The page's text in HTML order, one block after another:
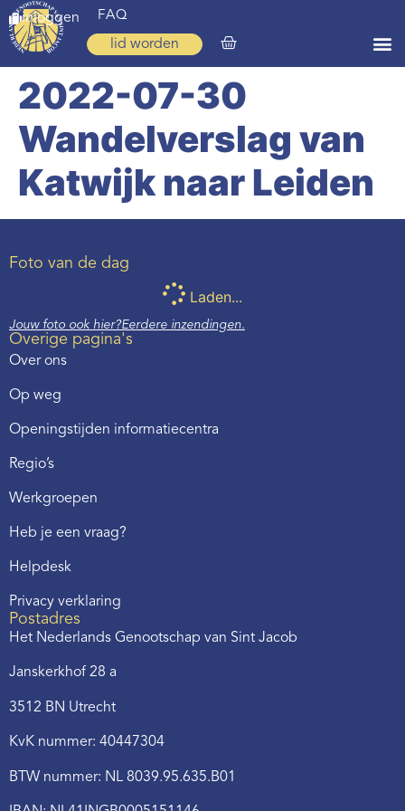
inloggen FAQ
lid worden
Home
Zoeken
Over ons
Nieuws
Webshop
Contact
2022-07-30
Wandelverslag van
Katwijk naar Leiden
Foto van de dag
Laden...
Jouw foto ook hier?Eerdere inzendingen.
Overige pagina's
Over ons
Op weg
Openingstijden informatiecentra
Regio’s
Werkgroepen
Heb je een vraag?
Helpdesk
Privacy verklaring
Postadres
Het Nederlands Genootschap van Sint Jacob
Janskerkhof 28 a
3512 BN Utrecht
KvK nummer: 40447304
BTW nummer: NL 8039.95.635.B01